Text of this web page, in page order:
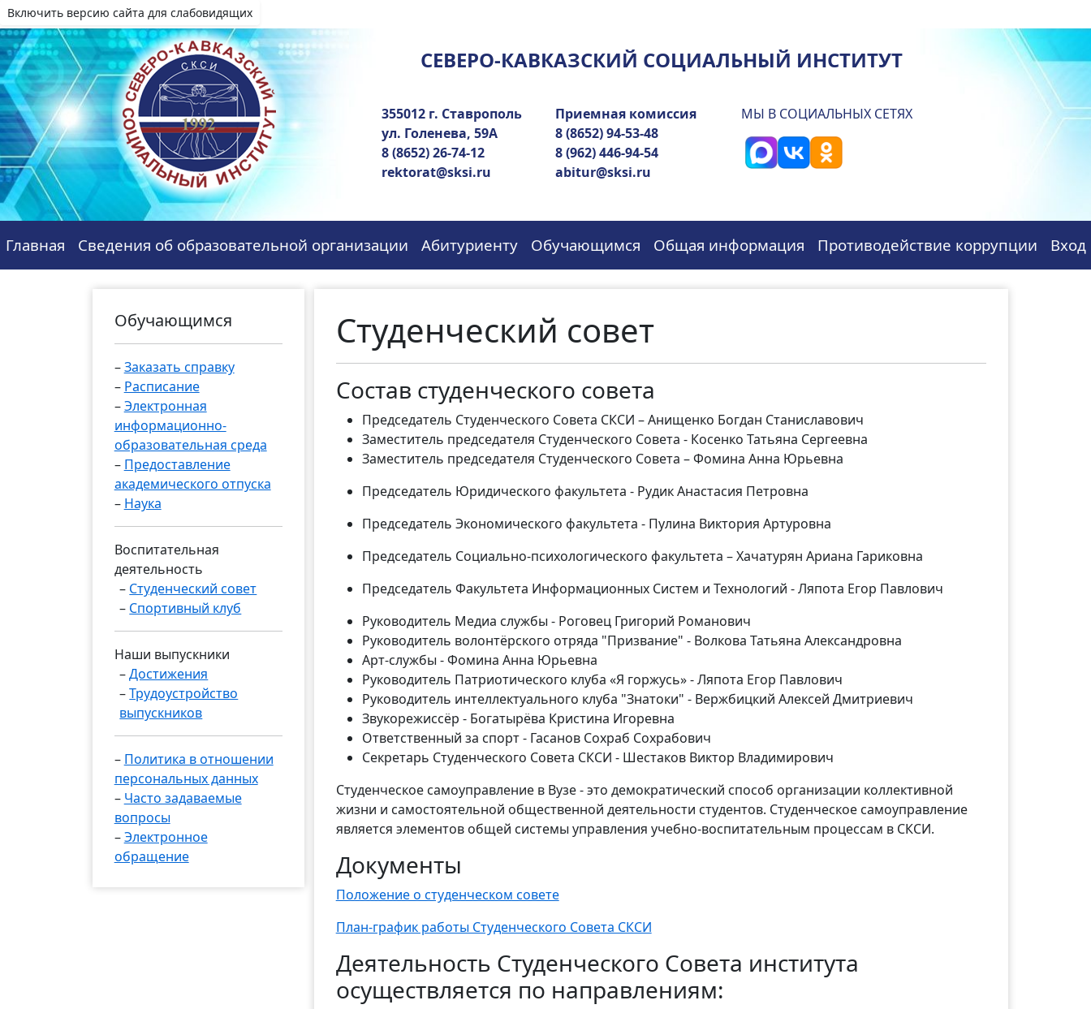
Включить версию сайта для слабовидящих
СЕВЕРО-КАВКАЗСКИЙ СОЦИАЛЬНЫЙ ИНСТИТУТ
355012 г. Ставрополь
ул. Голенева, 59А
8 (8652) 26-74-12
rektorat@sksi.ru
Приемная комиссия
8 (8652) 94-53-48
8 (962) 446-94-54
abitur@sksi.ru
МЫ В СОЦИАЛЬНЫХ СЕТЯХ
Главная Сведения об образовательной организации Абитуриенту Обучающимся Общая информация Противодействие коррупции Вход
Обучающимся
–Заказать справку
– Расписание
–Электронная
информационно-
образовательная среда
– Предоставление
академического отпуска
– Наука
Воспитательная
деятельность
– Студенческий совет
– Спортивный клуб
Наши выпускники
–Достижения
–Трудоустройство
выпускников
– Политика в отношении
персональных данных
– Часто задаваемые
вопросы
–Электронное
обращение
Студенческий совет
Состав студенческого совета
Председатель Студенческого Совета СКСИ – Анищенко Богдан Станиславович
Заместитель председателя Студенческого Совета - Косенко Татьяна Сергеевна
Заместитель председателя Студенческого Совета – Фомина Анна Юрьевна
Председатель Юридического факультета - Рудик Анастасия Петровна
Председатель Экономического факультета - Пулина Виктория Артуровна
Председатель Социально-психологического факультета – Хачатурян Ариана Гариковна
Председатель Факультета Информационных Систем и Технологий - Ляпота Егор Павлович
Руководитель Медиа службы - Роговец Григорий Романович
Руководитель волонтёрского отряда "Призвание" - Волкова Татьяна Александровна
Арт-службы - Фомина Анна Юрьевна
Руководитель Патриотического клуба «Я горжусь» - Ляпота Егор Павлович
Руководитель интеллектуального клуба "Знатоки" - Вержбицкий Алексей Дмитриевич
Звукорежиссёр - Богатырёва Кристина Игоревна
Ответственный за спорт - Гасанов Сохраб Сохрабович
Секретарь Студенческого Совета СКСИ - Шестаков Виктор Владимирович
Студенческое самоуправление в Вузе - это демократический способ организации коллективной
жизни и самостоятельной общественной деятельности студентов. Студенческое самоуправление
является элементов общей системы управления учебно-воспитательным процессам в СКСИ.
Документы
Положение о студенческом совете
План-график работы Студенческого Совета СКСИ
Деятельность Студенческого Совета института
осуществляется по направлениям: